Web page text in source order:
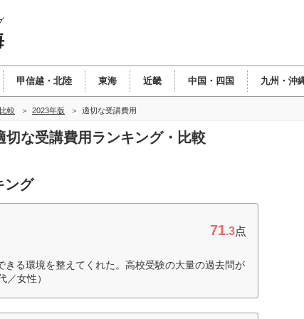
甲信越・北陸 東海 近畿 中国・四国 九州・沖
較 2023年版 適切な受講費用
切な受講費用ランキング・比較
ング
71.3点
る環境を整えてくれた。高校受験の大量の過去問が
女性）